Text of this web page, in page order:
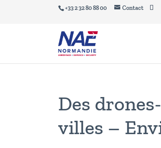
+33 2 32 80 88 00 Contact
Des
villes –